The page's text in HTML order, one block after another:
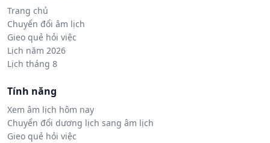
Trang chủ
Chuyển đổi âm lịch
Gieo quẻ hỏi việc
Lịch năm 2026
Lịch tháng 8
Tính năng
Xem âm lịch hôm nay
Chuyển đổi dương lịch sang âm lịch
Gieo quẻ hỏi việc